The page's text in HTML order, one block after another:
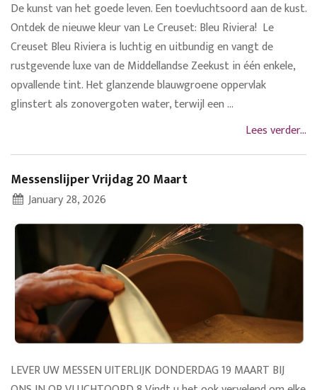
De kunst van het goede leven. Een toevluchtsoord aan de kust.
Ontdek de nieuwe kleur van Le Creuset: Bleu Riviera! Le
Creuset Bleu Riviera is luchtig en uitbundig en vangt de
rustgevende luxe van de Middellandse Zeekust in één enkele,
opvallende tint. Het glanzende blauwgroene oppervlak
glinstert als zonovergoten water, terwijl een ...
Lees verder...
Messenslijper Vrijdag 20 Maart
January 28, 2026
LEVER UW MESSEN UITERLIJK DONDERDAG 19 MAART BIJ